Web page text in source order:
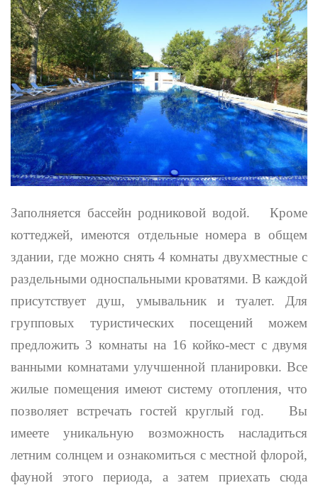
Заполняется бассейн родниковой водой. Кроме
коттеджей, имеются отдельные номера в общем
здании, где можно снять 4 комнаты двухместные с
раздельными односпальными кроватями. В каждой
присутствует душ, умывальник и туалет. Для
групповых туристических посещений можем
предложить 3 комнаты на 16 койко-мест с двумя
ванными комнатами улучшенной планировки. Все
жилые помещения имеют систему отопления, что
позволяет встречать гостей круглый год. Вы
имеете уникальную возможность насладиться
летним солнцем и ознакомиться с местной флорой,
фауной этого периода, а затем приехать сюда